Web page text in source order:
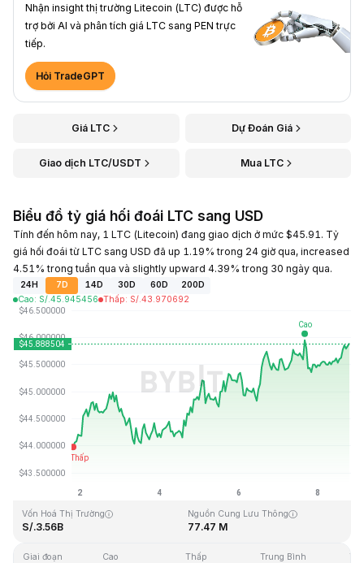
Nhận insight thị trường Litecoin (LTC) được hỗ
trợ bởi AI và phân tích giá LTC sang PEN trực
tiếp.
Hỏi TradeGPT
Giá LTC Dự Đoán Giá
Giao dịch LTC/USDT Mua LTC
Biểu đồ tỷ giá hối đoái LTC sang USD
Tính đến hôm nay, 1 LTC (Litecoin) đang giao dịch ở mức $45.91. Tỷ
giá hối đoái từ LTC sang USD đã up 1.19% trong 24 giờ qua, increased
4.51% trong tuần qua và slightly upward 4.39% trong 30 ngày qua.
24H 7D 14D 30D 60D
200D
Cao: S/. 45.945456 Thấp: S/. 43.970692
Cập Nhật Lần Cuối: 2026-08-08, 18:55 GMT+0
Mức cao nhất mọi thời đại
Vốn Hoá Thị Trường
S/.3.56B
Nguồn Cung Lưu Thông
77.47 M
Giai đoạn Cao Thấp Trung Bình